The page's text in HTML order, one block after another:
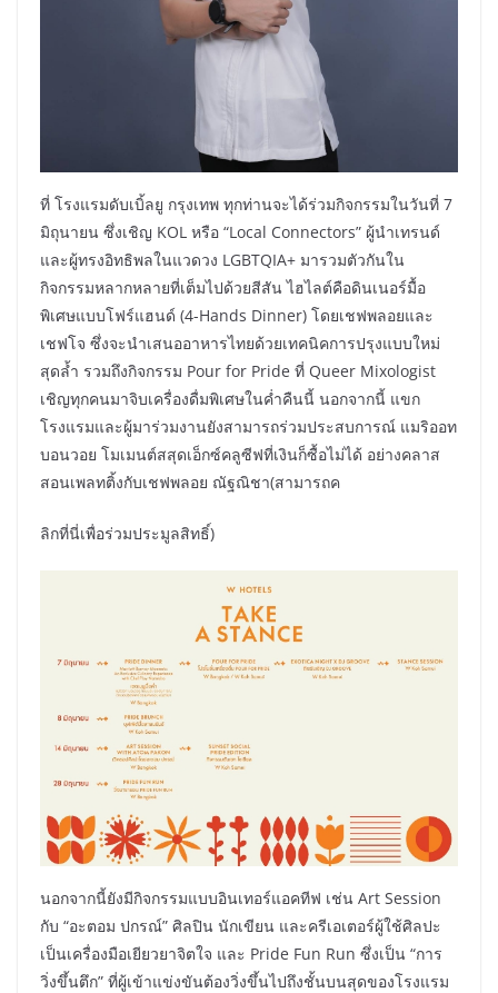
ที่ โรงแรมดับเบิ้ลยู กรุงเทพ ทุกท่านจะได้ร่วมกิจกรรมในวันที่ 7
มิถุนายน ซึ่งเชิญ KOL หรือ “Local Connectors” ผู้นำเทรนด์
และผู้ทรงอิทธิพลในแวดวง LGBTQIA+ มารวมตัวกันใน
กิจกรรมหลากหลายที่เต็มไปด้วยสีสัน ไฮไลต์คือดินเนอร์มื้อ
พิเศษแบบโฟร์แฮนด์ (4-Hands Dinner) โดยเชฟพลอยและ
เชฟโจ ซึ่งจะนำเสนออาหารไทยด้วยเทคนิคการปรุงแบบใหม่
สุดล้ำ รวมถึงกิจกรรม Pour for Pride ที่ Queer Mixologist
เชิญทุกคนมาจิบเครื่องดื่มพิเศษในค่ำคืนนี้ นอกจากนี้ แขก
โรงแรมและผู้มาร่วมงานยังสามารถร่วมประสบการณ์ แมริออท
บอนวอย โมเมนต์สสุดเอ็กซ์คลูซีฟที่เงินก็ซื้อไม่ได้ อย่างคลาส
สอนเพลทติ้งกับเชฟพลอย ณัฐณิชา(สามารถค
ลิกที่นี่เพื่อร่วมประมูลสิทธิ์)
นอกจากนี้ยังมีกิจกรรมแบบอินเทอร์แอคทีฟ เช่น Art Session
กับ “อะตอม ปกรณ์” ศิลปิน นักเขียน และครีเอเตอร์ผู้ใช้ศิลปะ
เป็นเครื่องมือเยียวยาจิตใจ และ Pride Fun Run ซึ่งเป็น “การ
วิ่งขึ้นตึก” ที่ผู้เข้าแข่งขันต้องวิ่งขึ้นไปถึงชั้นบนสุดของโรงแรม